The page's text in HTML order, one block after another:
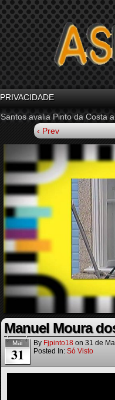
avalia Pinto da Costa
‹ Prev
Manuel Moura
Mai
31
By Fjpinto18 on 31 de
Posted In: Só Visto